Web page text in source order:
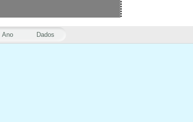
Ano Dados